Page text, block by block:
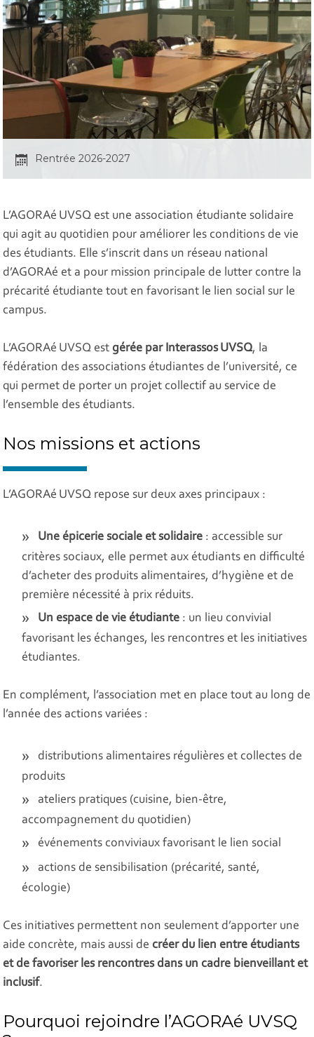
Rentrée 2026-2027
L’AGORAé UVSQ est une association étudiante solidaire
qui agit au quotidien pour améliorer les conditions de vie
des étudiants. Elle s’inscrit dans un réseau national
d’AGORAé et a pour mission principale de lutter contre la
précarité étudiante tout en favorisant le lien social sur le
campus.
L’AGORAé UVSQ estgérée par Interassos UVSQ, la
fédération des associations étudiantes de l’université, ce
qui permet de porter un projet collectif au service de
l’ensemble des étudiants.
Nos missions et actions
L’AGORAé UVSQ repose sur deux axes principaux :
Une épicerie sociale et solidaire : accessible sur
critères sociaux, elle permet aux étudiants en difficulté
d’acheter des produits alimentaires, d’hygiène et de
première nécessité à prix réduits.
Un espace de vie étudiante : un lieu convivial
favorisant les échanges, les rencontres et les initiatives
étudiantes.
En complément, l’association met en place tout au long de
l’année des actions variées :
distributions alimentaires régulières et collectes de
produits
ateliers pratiques (cuisine, bien-être,
accompagnement du quotidien)
événements conviviaux favorisant le lien social
actions de sensibilisation (précarité, santé,
écologie)
Ces initiatives permettent non seulement d’apporter une
aide concrète, mais aussi decréer du lien entre étudiants
et de favoriser les rencontres dans un cadre bienveillant et
inclusif.
Pourquoi rejoindre l’AGORAé UVSQ